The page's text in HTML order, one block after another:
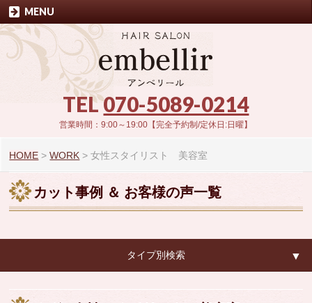
TEL070-5089-0214
営業時間：9:00～19:00【完全予約制/定休日:日曜】
MENU
HOME >WORK >女性スタイリスト 美容室
カット事例 ＆ お客様の声一覧
タイプ別検索 ▼